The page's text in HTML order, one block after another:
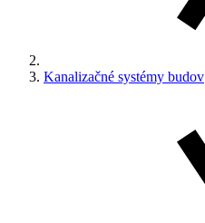
Kanalizačné systémy budov